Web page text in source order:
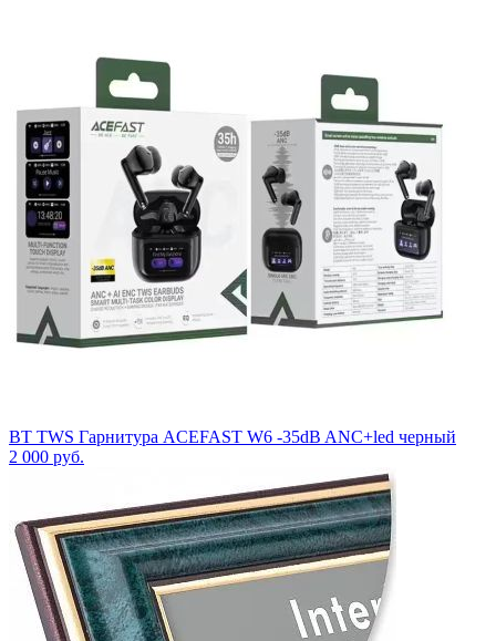
BT TWS Гарнитура ACEFAST W6 -35dB ANC+led черный
2 000 руб.